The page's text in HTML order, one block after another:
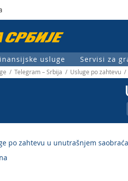
usluge Servisi za
/ Telegram – Srbija / Usluge po zahtevu /
po zahtevu u unutrašnjem